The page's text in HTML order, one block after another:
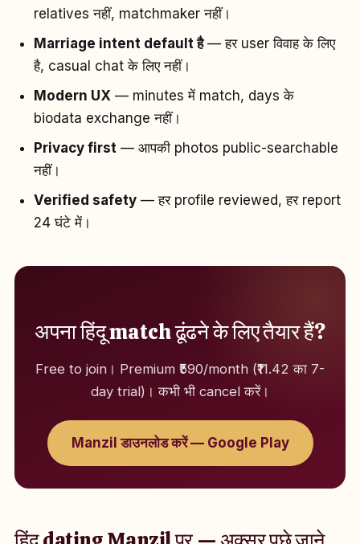
relatives नहीं, matchmaker नहीं।
Marriage intent default है— हर user विवाह के लिए
है, casual chat के लिए नहीं।
Modern UX — minutes में match, days के
biodata exchange नहीं।
Privacy first — आपकी photos public-searchable
नहीं।
Verified safety — हर profile reviewed, हर report
24 घंटे में।
अपना हिंदू match ढूंढने के लिए तैयार हैं?
Free to join। Premium ₹590/month (₹11.42 का 7-
day trial)। कभी भी cancel करें।
Manzil डाउनलोड करें — Google Play